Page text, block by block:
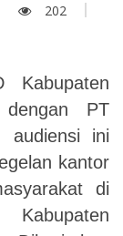
202
dengan PT
audiensi ini
kantor
di